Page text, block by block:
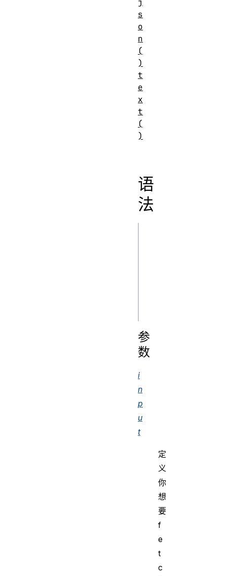
语
法
参
数
i
n
p
u
t
定
义
你
想
要
f
e
t
c
s
o
n
(
)
t
e
x
t
(
)